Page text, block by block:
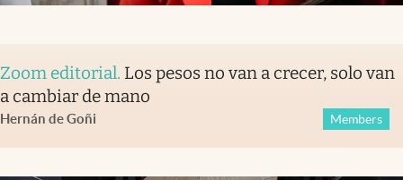
Zoom editorial. Los pesos no van a crecer, solo van
a cambiar de mano
Hernán de Goñi Members